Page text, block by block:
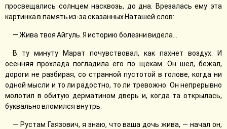
просвещались солнцем насквозь, до дна. Врезалась ему эта
картинка в память из-за сказанных Наташей слов:
— Жива твоя Айгуль. Я историю болезни видела...
В ту минуту Марат почувствовал, как пахнет воздух. И
осенняя прохлада погладила его по щекам. Он шел, бежал,
дороги не разбирая, со странной пустотой в голове, когда ни
одной мысли и то ли радостно, то ли тревожно. Он непрерывно
молотил в обитую дерматином дверь и, когда та открылась,
буквально вломился внутрь.
— Рустам Гаязович, я знаю, что ваша дочь жива, — начал он,